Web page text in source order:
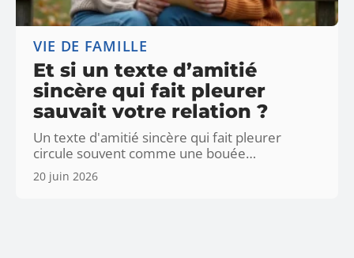
VIE DE FAMILLE
Et si un texte d’amitié
sincère qui fait pleurer
sauvait votre relation ?
Un texte d'amitié sincère qui fait pleurer
circule souvent comme une bouée…
20 juin 2026